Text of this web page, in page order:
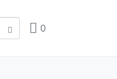
0